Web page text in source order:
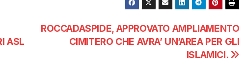
ROCCADASPIDE, APPROVATO AMPLIAMENTO
CIMITERO CHE AVRA’ UN’AREA PER GLI
ISLAMICI.
ASL